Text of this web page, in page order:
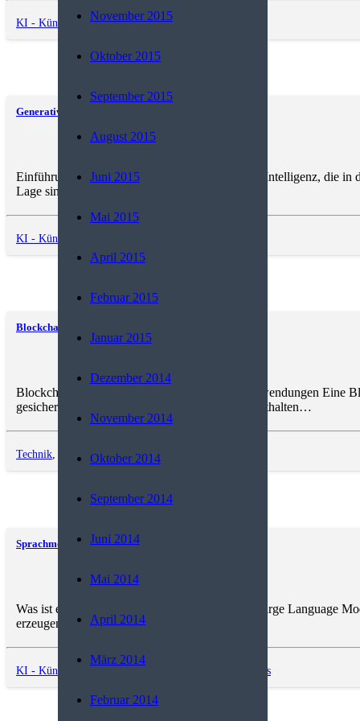
November 2015
Oktober 2015
September 2015
August 2015
Juni 2015
Mai 2015
April 2015
Februar 2015
Januar 2015
Dezember 2014
November 2014
Oktober 2014
September 2014
Juni 2014
Mai 2014
April 2014
März 2014
Februar 2014
KI - Künstliche Intelligenz,Trends and News
Generatives KI-Modell
Einführung Generative KI bezeichnet künstliche Intelligenz, die in
Lage sind, neue…
KI - Künstliche Intelligenz
Blockchain
Blockchain: Grundlagen, Eigenschaften und Anwendungen Eine
gesichert, mit einem Zeitstempel versehen und enthalten…
Technik, Trends and News
Sprachmodelle
Was ist ein großes Sprachmodell (LLM)? Ein „Large Language
erzeugen kann. Es…
KI - Künstliche Intelligenz Trends and News